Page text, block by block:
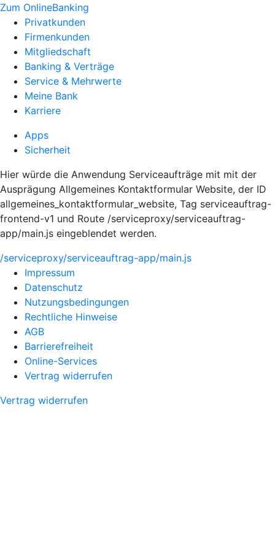
Zum OnlineBanking
Privatkunden
Firmenkunden
Mitgliedschaft
Banking & Verträge
Service & Mehrwerte
Meine Bank
Karriere
Apps
Sicherheit
Hier würde die Anwendung Serviceaufträge mit mit der
Ausprägung Allgemeines Kontaktformular Website, der ID
allgemeines_kontaktformular_website, Tag serviceauftrag-
frontend-v1 und Route /serviceproxy/serviceauftrag-
app/main.js eingeblendet werden.
/serviceproxy/serviceauftrag-app/main.js
Impressum
Datenschutz
Nutzungsbedingungen
Rechtliche Hinweise
AGB
Barrierefreiheit
Online-Services
Vertrag widerrufen
Vertrag widerrufen